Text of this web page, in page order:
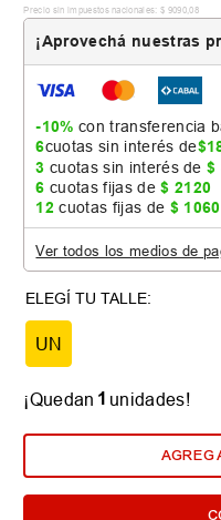
Precio sin impuestos nacionales: $ 9090,08
¡Aprovechá nuestras
-10% con transferencia
6cuotas sin interés de$
3 cuotas sin interés de$
6 cuotas fijas de$ 2120
12 cuotas fijas de $ 1060
Ver todos los medios de
UN
¡Quedan 1 unidades!